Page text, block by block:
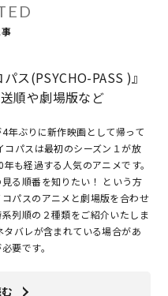
ス(PSYCHO-PASS )』
順や劇場版など
年ぶりに新作映画として帰って
コパスは最初のシーズン１が放
も経過する人気のアニメです。
る順番を知りたい！ という方
パスのアニメと劇場版を合わせ
列順の２種類をご紹介いたしま
バレが含まれている場合があ
要です。